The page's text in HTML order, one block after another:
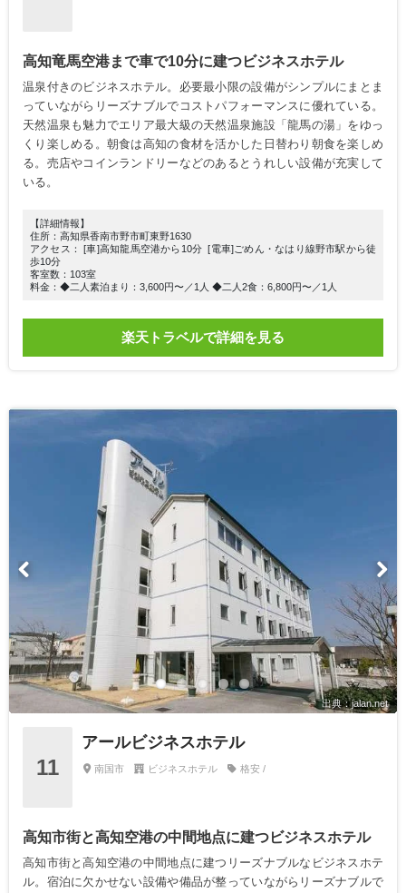
高知竜馬空港まで車で10分に建つビジネスホテル
温泉付きのビジネスホテル。必要最小限の設備がシンプルにまとま
っていながらリーズナブルでコストパフォーマンスに優れている。
天然温泉も魅力でエリア最大級の天然温泉施設「龍馬の湯」をゆっ
くり楽しめる。朝食は高知の食材を活かした日替わり朝食を楽しめ
る。売店やコインランドリーなどのあるとうれしい設備が充実して
いる。
【詳細情報】
住所：高知県香南市野市町東野1630
アクセス： [車]高知龍馬空港から10分 [電車]ごめん・なはり線野市駅から徒
歩10分
客室数：103室
料金：◆二人素泊まり：3,600円〜／1人 ◆二人2食：6,800円〜／1人
楽天トラベルで詳細を見る
出典：jalan.net
11
アールビジネスホテル
南国市 ビジネスホテル 格安 /
高知市街と高知空港の中間地点に建つビジネスホテル
高知市街と高知空港の中間地点に建つリーズナブルなビジネスホテ
ル。宿泊に欠かせない設備や備品が整っていながらリーズナブルで